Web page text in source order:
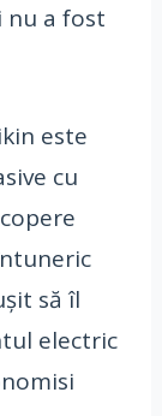
nu a fost
este
cu
să îl
electric